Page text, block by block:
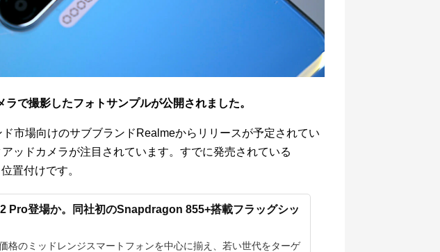
で撮影したフォトサンプルが公開されました。
市場向けのサブブランドRealmeからリリースが予定されてい
ッドカメラが注目されています。すでに発売されている
置付けです。
Pro登場か。同社初のSnapdragon 855+搭載フラッグシッ
格のミッドレンジスマートフォンを中心に揃え、若い世代をターゲ